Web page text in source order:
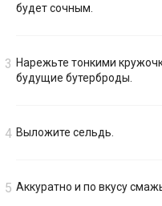
будет сочным.
Нарежьте тонкими
будущие бутерброды.
Выложите сельдь.
Аккуратно и по вкусу